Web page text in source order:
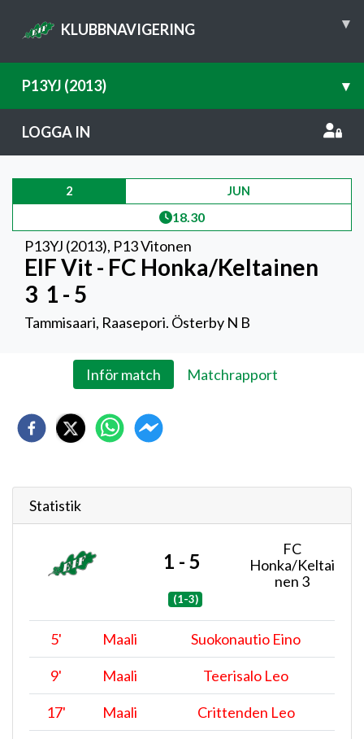
KLUBBNAVIGERING ▾
P13YJ (2013) ▾
LOGGA IN
2 JUN
18.30
P13YJ (2013), P13 Vitonen
EIF Vit - FC Honka/Keltainen
3 1 - 5
Tammisaari, Raasepori. Österby N B
Inför match Matchrapport
Statistik
1 - 5
FC
Honka/Keltai
nen 3
(1-3)
5' Maali Suokonautio Eino
9' Maali Teerisalo Leo
17' Maali Crittenden Leo